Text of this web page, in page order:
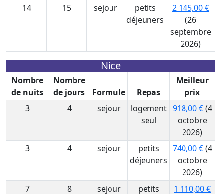
14
15 sejour
petits
déjeuners
2 145,00 €
(26
septembre
2026)
Nice
Nombre
de nuits
Nombre
de jours
Formule Repas
Meilleur
prix
3
4 sejour
logement
seul
918,00 €(4
octobre
2026)
3
4 sejour
petits
déjeuners
740,00 €(4
octobre
2026)
7
8 sejour petits 1 110,00 €